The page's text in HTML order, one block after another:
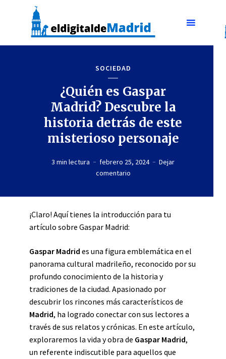
SOCIEDAD
¿Quién es Gaspar
Madrid? Descubre la
historia detrás de este
misterioso personaje
3 min lectura febrero 25, 2024
Dejar
comentario
¡Claro! Aquí tienes la introducción para tu
artículo sobre Gaspar Madrid:
Gaspar Madrid es una figura emblemática en el
panorama cultural madrileño, reconocido por su
profundo conocimiento de la historia y
tradiciones de la ciudad. Apasionado por
descubrir los rincones más característicos de
Madrid, ha logrado conectar con sus lectores a
través de sus relatos y crónicas. En este artículo,
exploraremos la vida y obra de Gaspar Madrid,
un referente indiscutible para aquellos que